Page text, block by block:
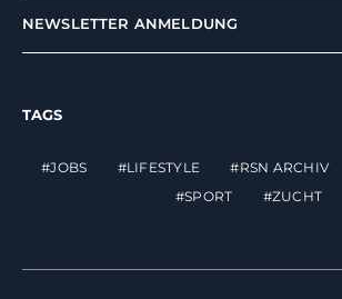
NEWSLETTER ANMELDUNG
TAGS
JOBS LIFESTYLE RSN ARCHIV
SPORT
ZUCHT